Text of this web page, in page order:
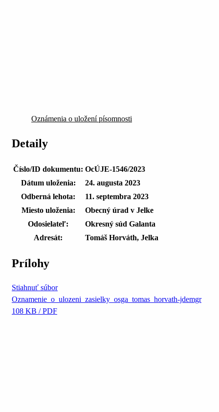
Oznámenia o uložení písomnosti
Detaily
Číslo/ID dokumentu: OcÚJE-1546/2023
Dátum uloženia:
24. augusta 2023
Odberná lehota:
11. septembra 2023
Miesto uloženia:
Obecný úrad v Jelke
Odosielateľ:
Okresný súd Galanta
Adresát:
Tomáš Horváth, Jelka
Prílohy
Stiahnuť súbor
Oznamenie_o_ulozeni_zasielky_osga_tomas_horvath-jdemgr
108 KB / PDF